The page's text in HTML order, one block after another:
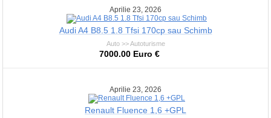
Aprilie 23, 2026
Audi A4 B8.5 1.8 Tfsi 170cp sau Schimb
Auto >> Autoturisme
7000.00 Euro €
Aprilie 23, 2026
Renault Fluence 1,6 +GPL